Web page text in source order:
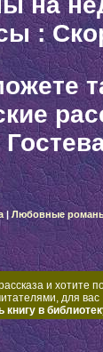
:
| Любовные
и хотите
для вас
книгу в